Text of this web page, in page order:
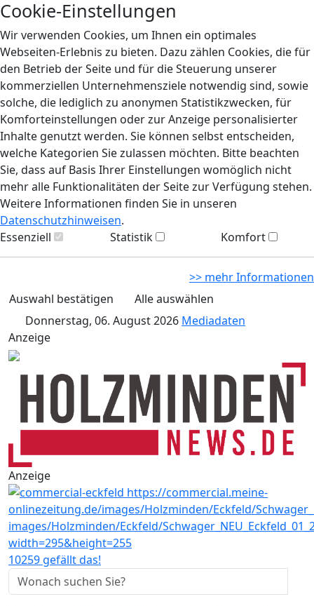
Cookie-Einstellungen
Wir verwenden Cookies, um Ihnen ein optimales
Webseiten-Erlebnis zu bieten. Dazu zählen Cookies, die für
den Betrieb der Seite und für die Steuerung unserer
kommerziellen Unternehmensziele notwendig sind, sowie
solche, die lediglich zu anonymen Statistikzwecken, für
Komforteinstellungen oder zur Anzeige personalisierter
Inhalte genutzt werden. Sie können selbst entscheiden,
welche Kategorien Sie zulassen möchten. Bitte beachten
Sie, dass auf Basis Ihrer Einstellungen womöglich nicht
mehr alle Funktionalitäten der Seite zur Verfügung stehen.
Weitere Informationen finden Sie in unseren
Datenschutzhinweisen.
Essenziell
Statistik Komfort
>> mehr Informationen
Auswahl bestätigen
Alle auswählen
Donnerstag, 06. August 2026 Mediadaten
Anzeige
Anzeige
10259 gefällt das!